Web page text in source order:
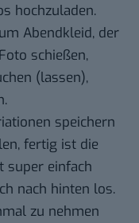
hochzuladen.
Abendkleid, der
schießen,
(lassen),
speichern
fertig ist die
super einfach
nach hinten los.
zu nehmen